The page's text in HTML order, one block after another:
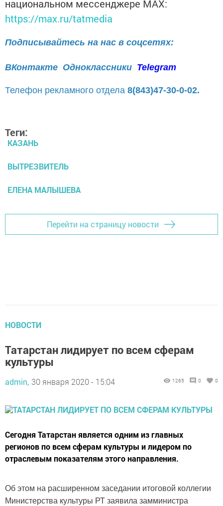
национальном мессенджере MАХ:
https://max.ru/tatmedia
Подписывайтесь на нас в соцсетях:
ВКонтакте Одноклассники Telegram
Телефон рекламного отдела 8(843)47-30-0-02.
Теги:
КАЗАНЬ
ВЫТРЕЗВИТЕЛЬ
ЕЛЕНА МАЛЫШЕВА
Перейти на страницу новости
НОВОСТИ
Татарстан лидирует по всем сферам
культуры
admin, 30 января 2020 - 15:04 1265 0 0
Сегодня Татарстан является одним из главных
регионов по всем сферам культуры и лидером по
отраслевым показателям этого направления.
Об этом на расширенном заседании итоговой коллегии
Министерства культуры РТ заявила замминистра